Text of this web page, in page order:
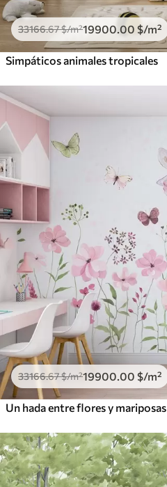
33166.67$/m²19900.00 $/m²
Simpáticos animales tropicales
33166.67$/m²19900.00 $/m²
Un hada entre flores y mariposas